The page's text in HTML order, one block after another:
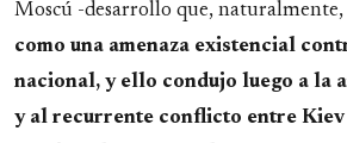
Moscú -desarrollo que, naturalmente,
como una amenaza existencial
nacional, y ello condujo luego a la
y al recurrente conflicto entre Kiev